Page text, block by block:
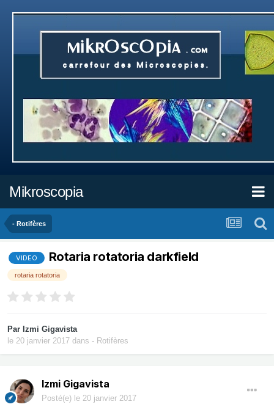
Mikroscopia
- Rotifères
VIDEO Rotaria rotatoria darkfield
rotaria rotatoria
Par Izmi Gigavista
le 20 janvier 2017 dans - Rotifères
Izmi Gigavista
Posté(e) le 20 janvier 2017